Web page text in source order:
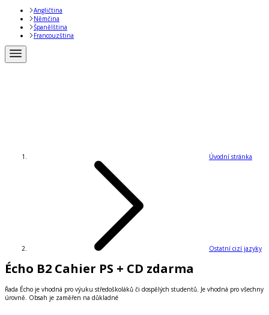
Angličtina
Němčina
Španělština
Francouzština
Úvodní stránka
Ostatní cizí jazyky
Écho B2 Cahier PS + CD zdarma
Řada Écho je vhodná pro výuku středoškoláků či dospělých studentů. Je vhodná pro všechny
úrovně. Obsah je zaměřen na důkladné